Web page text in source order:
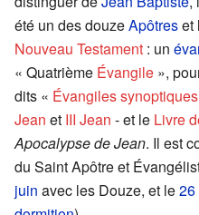
été un des douzeApôtreset
Nouveau Testament : un
« Quatrième Évangile »,
dits « Évangiles synoptiques
Jean et III Jean - et le Livre
Apocalypse de Jean. Il est
du Saint Apôtre et
juin avec les Douze, et le26